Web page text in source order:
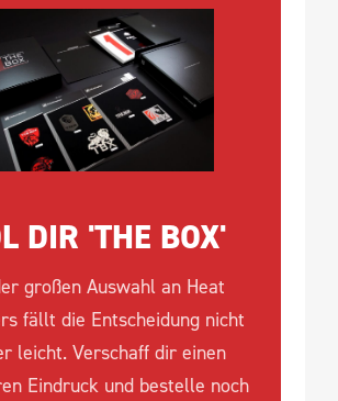
DIR 'THE BOX'
großen Auswahl an Heat
fällt die Entscheidung nicht
leicht. Verschaff dir einen
Eindruck und bestelle noch